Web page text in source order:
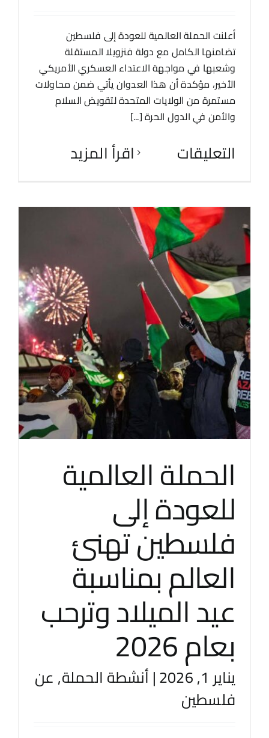
أعلنت الحملة العالمية للعودة إلى فلسطين
تضامنها الكامل مع دولة فنزويلا المستقلة
وشعبها في مواجهة الاعتداء العسكري الأمريكي
الأخير، مؤكدة أن هذا العدوان يأتي ضمن محاولات
مستمرة من الولايات المتحدة لتقويض السلام
والأمن في الدول الحرة [...]
‫اقرأ المزيد التعليقات
الحملة العالمية
للعودة إلى
فلسطين تهنئ
العالم بمناسبة
عيد الميلاد وترحب
بعام 2026
يناير 1, 2026 |أنشطة الحملة,عن
فلسطين